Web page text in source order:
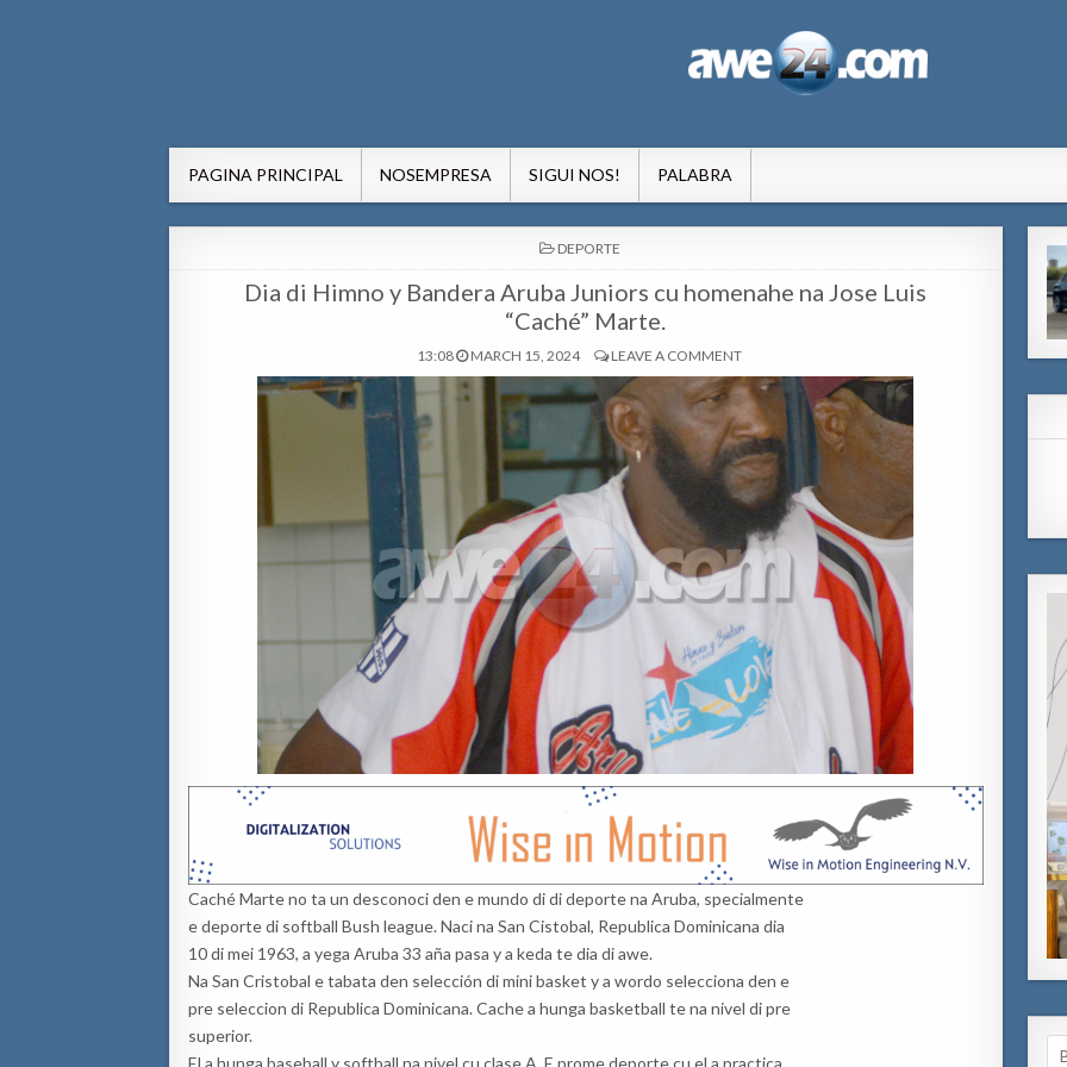
PAGINA PRINCIPAL NOSEMPRESA SIGUI NOS! PALABRA
POSTED
IN
DEPORTE
Dia di Himno y Bandera Aruba Juniors cu homenahe na Jose Luis
“Caché” Marte.
13:08 MARCH 15, 2024 LEAVE A COMMENT
Caché Marte no ta un desconoci den e mundo di di deporte na Aruba, specialmente
e deporte di softball Bush league. Naci na San Cistobal, Republica Dominicana dia
10 di mei 1963, a yega Aruba 33 aña pasa y a keda te dia di awe.
Na San Cristobal e tabata den selección di mini basket y a wordo selecciona den e
pre seleccion di Republica Dominicana. Cache a hunga basketball te na nivel di pre
superior.
El a hunga baseball y softball na nivel cu clase A. E prome deporte cu el a practica